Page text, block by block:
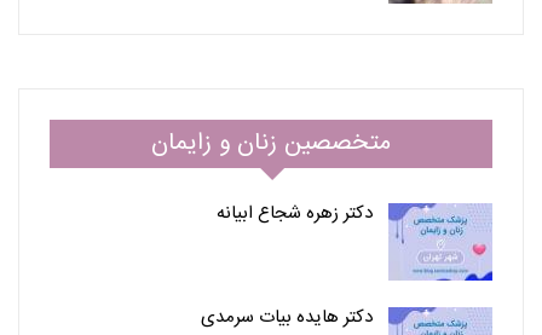
متخصصین زنان و زایمان
دکتر زهره شجاع ابیانه
دکتر هایده بیات سرمدی